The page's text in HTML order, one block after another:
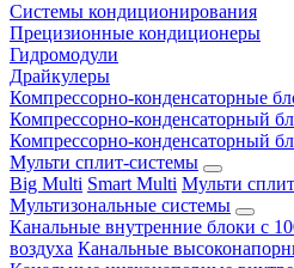
Системы кондиционирования
Прецизионные кондиционеры
Гидромодули
Драйкулеры
Компрессорно-конденсаторные
Компрессорно-конденсаторный
Компрессорно-конденсаторный
Мульти сплит-системы
Big Multi Smart Multi Мульти
Мультизональные системы
Канальные внутренние блоки с
воздуха Канальные